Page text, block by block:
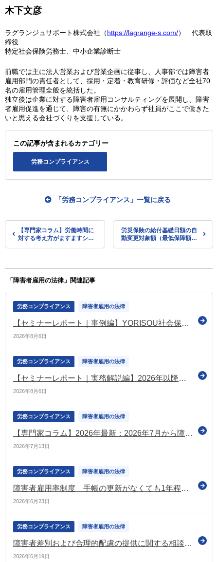
木下文彦
ラグランジュサポート株式会社（https://lagrange-s.com/） 代表取
締役
特定社会保険労務士、中小企業診断士
前職では主に法人営業および営業企画に従事し、人事部では障害者
雇用部門の責任者として、採用・定着・教育研修・評価など全社70
名の雇用管理全般を統括した。
独立後は企業に対する障害者雇用コンサルティングを展開し、障害
者雇用促進を通じて、障害の有無にかかわらず社員がここで働きた
いと思える会社づくりを支援している。
この記事が含まれるカテゴリー
労務コンプライアンス
【専門家コラム】労働時間に
対する考え方がますますシビ
「労務コンプライアンス」一覧に戻る
労災保険の給付基礎日額の自
動変更対象額（最低保障額）
「障害者雇用の法律」関連記事
労務コンプライアンス 障害者雇用の法律
【セミナーレポート｜事例編】YORISOU社会保険労務士法人に学ぶ「共に働き、共に成長する」定着支援
2026年8月6日
労務コンプライアンス 障害者雇用の法律
【セミナーレポート｜実務解説編】2026年以降の障害者雇用実務のポイント
2026年8月6日
労務コンプライアンス 障害者雇用の法律
【専門家コラム】2026年最新：2026年7月から障害者法定雇用率が2.7%へ引き上げに。対象企業の拡大と今から取るべき実務対応を徹底解説
2026年7月13日
労務コンプライアンス 障害者雇用の法律
障害者雇用率制度 手帳の更新がなくても1年程度は算定対象とする方向性を示す（労政審の障害者雇用分科会）
2026年6月23日
労務コンプライアンス 障害者雇用の法律
障害者差別および合理的配慮の提供に関する相談件数 令和7年度は631件で前年度に比べて44.1％増加（厚労省）
2026年6月19日